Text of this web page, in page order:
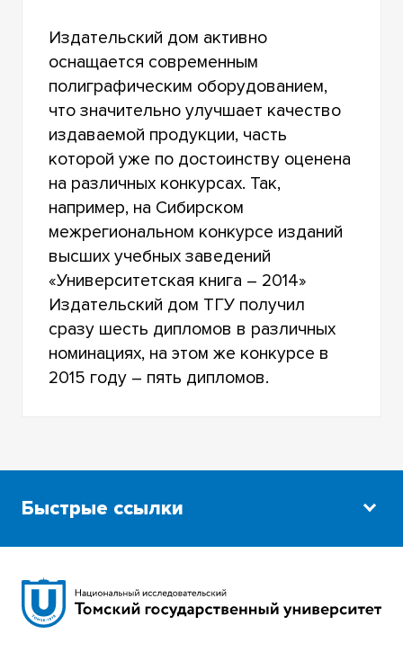
Издательский дом активно
оснащается современным
полиграфическим оборудованием,
что значительно улучшает качество
издаваемой продукции, часть
которой уже по достоинству оценена
на различных конкурсах. Так,
например, на Сибирском
межрегиональном конкурсе изданий
высших учебных заведений
«Университетская книга – 2014»
Издательский дом ТГУ получил
сразу шесть дипломов в различных
номинациях, на этом же конкурсе в
2015 году – пять дипломов.
Быстрые ссылки
Сибирский ботанический сад